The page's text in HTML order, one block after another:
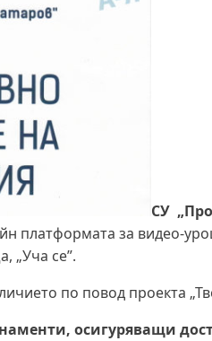
СУ
платформата за видео-
„Уча се”.
по повод проекта
осигуряващи